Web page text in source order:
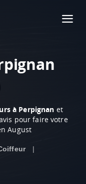
à Perpignan et
pour faire votre
August
|